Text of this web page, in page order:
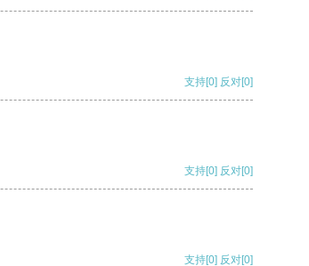
支持[0] 反对[0]
支持[0] 反对[0]
支持[0] 反对[0]